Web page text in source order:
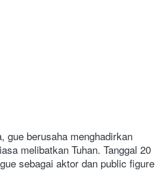
gue berusaha menghadirkan
melibatkan Tuhan. Tanggal 20
sebagai aktor dan public figure